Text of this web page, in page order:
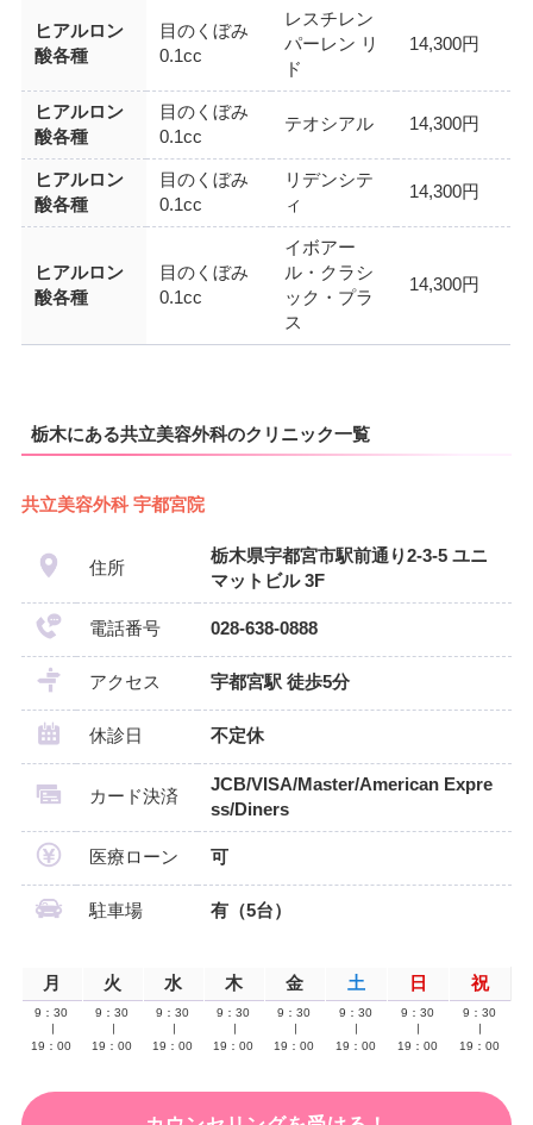
ヒアルロン
酸各種
目のくぼみ
0.1cc
レスチレン
パーレン リ
ド
14,300円
ヒアルロン
酸各種
目のくぼみ
0.1cc
テオシアル 14,300円
ヒアルロン
酸各種
目のくぼみ
0.1cc
リデンシテ
ィ
14,300円
ヒアルロン
酸各種
目のくぼみ
0.1cc
イボアー
ル・クラシ
ック・プラ
ス
14,300円
栃木にある共立美容外科のクリニック一覧
共立美容外科 宇都宮院
住所
栃木県宇都宮市駅前通り2-3-5 ユニ
マットビル 3F
電話番号 028-638-0888
アクセス 宇都宮駅 徒歩5分
休診日 不定休
カード決済
JCB/VISA/Master/American Expre
ss/Diners
医療ローン 可
駐車場 有（5台）
月 火 水 木 金 土 日 祝
9：30
19：00
9：30
19：00
9：30
19：00
9：30
19：00
9：30
19：00
9：30
19：00
9：30
19：00
9：30
19：00